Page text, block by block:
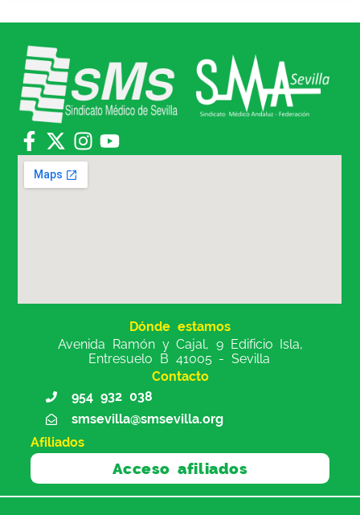
Dónde estamos
Avenida Ramón y Cajal, 9 Edificio Isla,
Entresuelo B 41005 - Sevilla
Contacto
954 932 038
smsevilla@smsevilla.org
Afiliados
Acceso afiliados